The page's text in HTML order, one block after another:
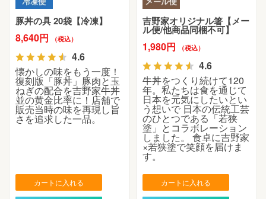
豚丼の具 20袋【冷凍】
8,640円 （税込）
4.6
懐かしの味をもう一度！
復刻版「豚丼」豚肉と玉
ねぎの配合を吉野家牛丼
並の黄金比率に！店舗で
販売当時の味を再現し旨
さを追求した一品。
カートに入れる
吉野家オリジナル箸【メー
ル便/他商品同梱不可】
1,980円 （税込）
4.6
牛丼をつくり続けて120
年。私たちは食を通じて
日本を元気にしたいとい
う想いで 日本の伝統工芸
のひとつである「若狭
塗」とコラボレーション
しました。 食卓に吉野家
×若狭塗で笑顔を届けま
す。
カートに入れる